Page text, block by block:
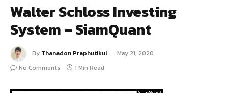
Walter Schloss Investing
System – SiamQuant
By Thanadon Praphutikul
May 21, 2020
No Comments
1 Min Read